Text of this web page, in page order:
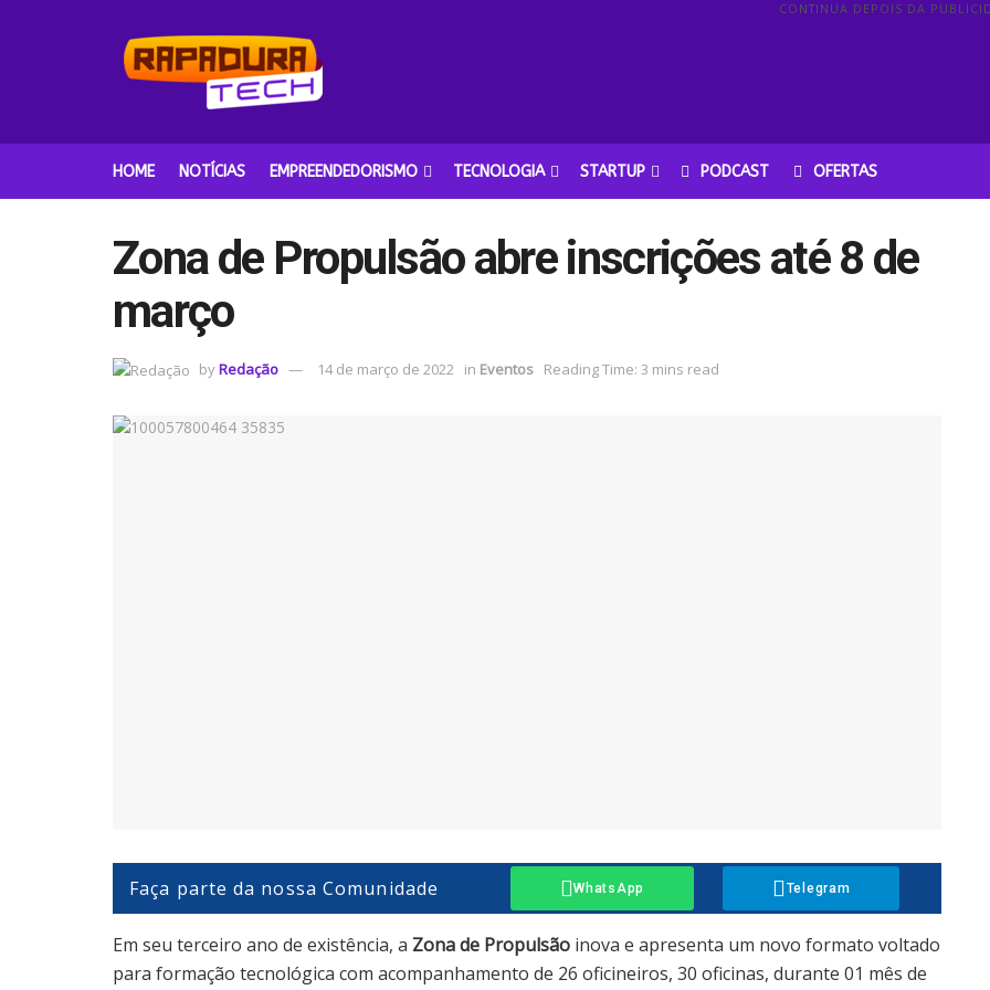
CONTINUA DEPOIS DA
HOME NOTÍCIAS EMPREENDEDORISMO TECNOLOGIA STARTUP PODCAST OFERTAS
Zona de Propulsão abre inscrições até 8 de
março
byRedação 14 de março de 2022 in Eventos Reading Time: 3 mins read
Faça parte da nossa Comunidade WhatsApp Telegram
Em seu terceiro ano de existência, a ​ Zona de Propulsão inova e apresenta um novo formato voltado
para formação tecnológica com acompanhamento de 26 oficineiros, 30 oficinas, durante 01 mês de